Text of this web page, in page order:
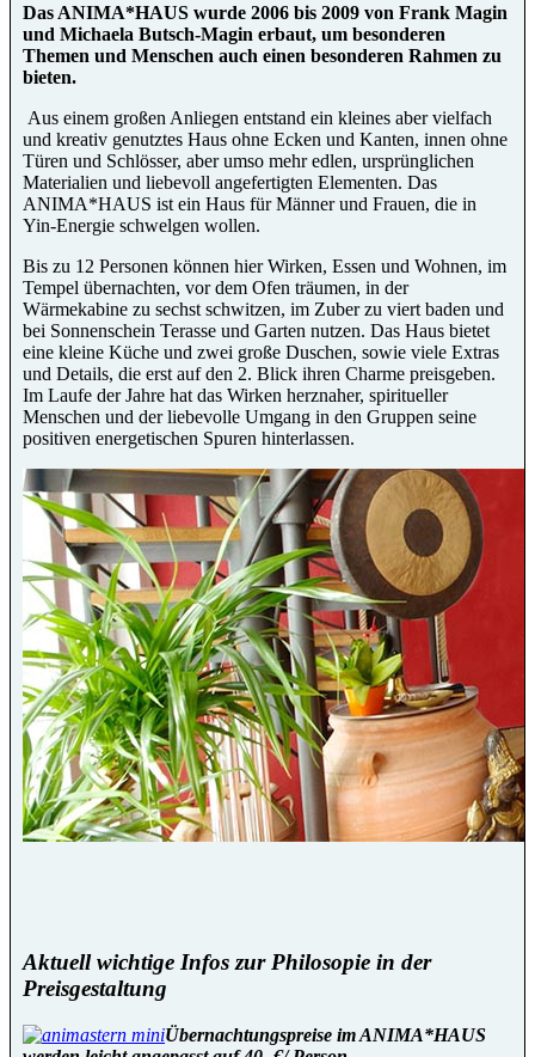
Das ANIMA*HAUS wurde 2006 bis 2009 von Frank Magin
und Michaela Butsch-Magin erbaut, um besonderen
Themen und Menschen auch einen besonderen Rahmen zu
bieten.
Aus einem großen Anliegen entstand ein kleines aber vielfach
und kreativ genutztes Haus ohne Ecken und Kanten, innen ohne
Türen und Schlösser, aber umso mehr edlen, ursprünglichen
Materialien und liebevoll angefertigten Elementen. Das
ANIMA*HAUS ist ein Haus für Männer und Frauen, die in
Yin-Energie schwelgen wollen.
Bis zu 12 Personen können hier Wirken, Essen und Wohnen, im
Tempel übernachten, vor dem Ofen träumen, in der
Wärmekabine zu sechst schwitzen, im Zuber zu viert baden und
bei Sonnenschein Terasse und Garten nutzen. Das Haus bietet
eine kleine Küche und zwei große Duschen, sowie viele Extras
und Details, die erst auf den 2. Blick ihren Charme preisgeben.
Im Laufe der Jahre hat das Wirken herznaher, spiritueller
Menschen und der liebevolle Umgang in den Gruppen seine
positiven energetischen Spuren hinterlassen.
Aktuell wichtige Infos zur Philosopie in der
Preisgestaltung
Übernachtungspreise im ANIMA*HAUS